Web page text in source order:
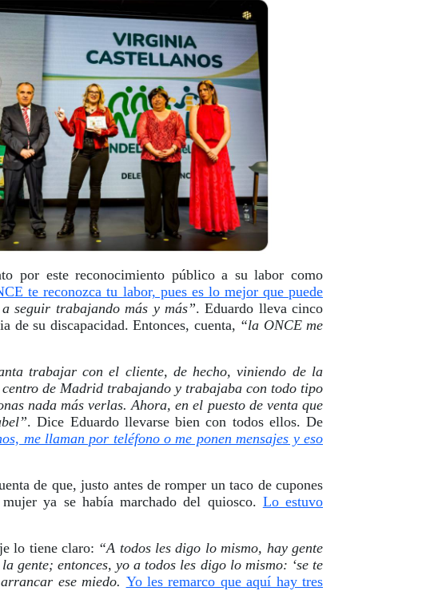
por este reconocimiento público a su labor como
te reconozca tu labor, pues es lo mejor que puede
seguir trabajando más y más”. Eduardo lleva cinco
de su discapacidad. Entonces, cuenta, “la ONCE me
trabajar con el cliente, de hecho, viniendo de la
de Madrid trabajando y trabajaba con todo tipo
nada más verlas. Ahora, en el puesto de venta que
.Dice Eduardo llevarse bien con todos ellos. De
me llaman por teléfono o me ponen mensajes y eso
de que, justo antes de romper un taco de cupones
ya se había marchado del quiosco. Lo estuvo
lo tiene claro: “A todos les digo lo mismo, hay gente
gente; entonces, yo a todos les digo lo mismo: ‘se te
ese miedo. Yo les remarco que aquí hay tres